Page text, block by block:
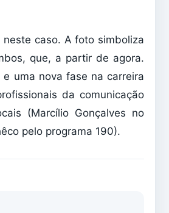
neste caso. A foto simboliza
que, a partir de agora.
uma nova fase na carreira
da comunicação
(Marcílio Gonçalves no
pelo programa 190).